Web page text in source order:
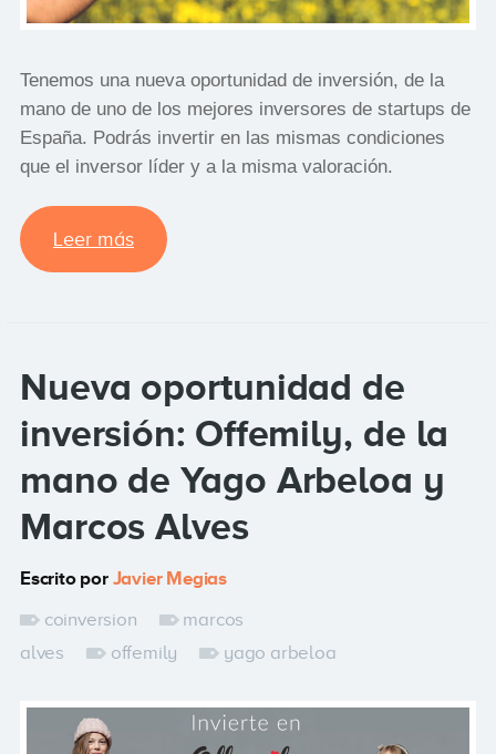
Tenemos una nueva oportunidad de inversión, de la
mano de uno de los mejores inversores de startups de
España. Podrás invertir en las mismas condiciones
que el inversor líder y a la misma valoración.
Leer más
Nueva oportunidad de
inversión: Offemily, de la
mano de Yago Arbeloa y
Marcos Alves
Escrito por Javier Megias
coinversion
marcos
alves
offemily yago arbeloa